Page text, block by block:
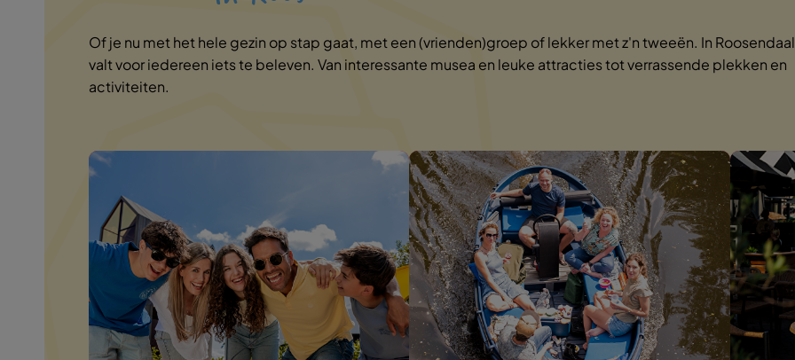
Of je nu met het hele gezin op stap gaat, met een (vrienden)groep of lekker met z'n tweeën. In Roosendaal
valt voor iedereen iets te beleven. Van interessante musea en leuke attracties tot verrassende plekken en
activiteiten.